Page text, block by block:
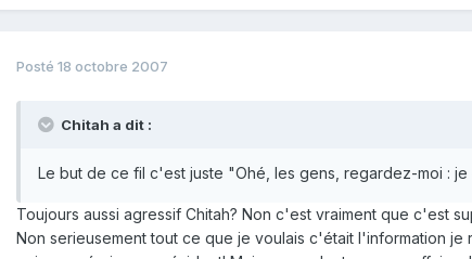
Posté 18 octobre 2007
Chitah a dit :
Le but de ce fil c'est juste "Ohé, les gens, regardez-moi :
Toujours aussi agressif Chitah? Non c'est vraiment que c'est
Non serieusement tout ce que je voulais c'était l'information